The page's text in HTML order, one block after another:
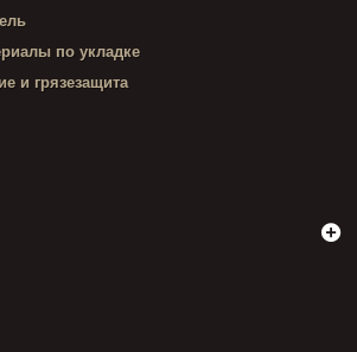
по укладке
и грязезащита